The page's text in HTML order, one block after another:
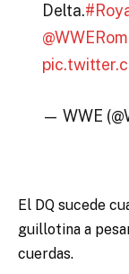
Delta.
— WWE
El DQ sucede
guillotina a
cuerdas.